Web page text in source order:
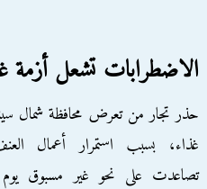
الاضطرابات تشعل أزمة
حذر تجار من تعرض محافظة شمال
غذاء، بسبب استمرار أعمال
تصاعدت على نحو غير مسبوق يوم